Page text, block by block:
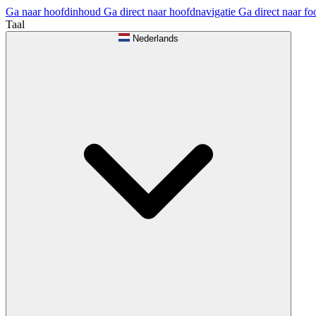
Ga naar hoofdinhoud Ga direct naar hoofdnavigatie Ga direct naar
Taal
Nederlands